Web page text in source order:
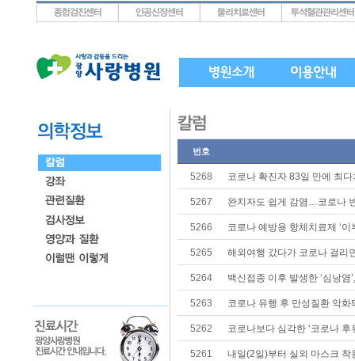
상단메뉴로 바로가기
왼쪽메뉴로 바로가기
본문으로 바로가기
번호
5268 코로나 확진자 83일 만에 최
5267 완치자도 쉽게 감염…코로나
5266 코로나 예방용 항체치료제 ‘이
5265 해외여행 갔다가 코로나 걸리
5264 백신접종 이후 발생한 ‘심낭
5263 코로나 유행 후 만성질환 악
5262 코로나보다 심각한 ‘코로나 후
5261 내일(2일)부터 실외 마스크